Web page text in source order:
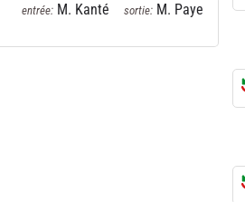
entrée: M. Kanté sortie: M. Paye